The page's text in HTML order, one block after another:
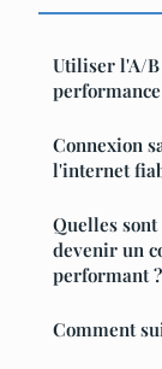
Utiliser l'A/
Connexion
l'internet
Quelles
devenir un
performant ?
Comment